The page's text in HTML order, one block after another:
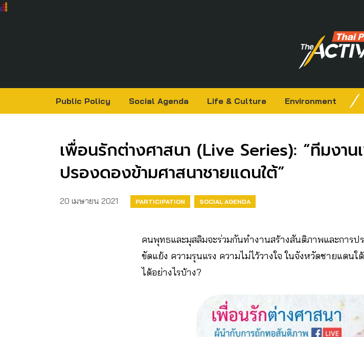
Public Policy Social Agenda Life & Culture Environment
เพื่อนรักต่างศาสนา (Live Series): “ทีมงา
ปรองดองข้ามศาสนาชายแดนใต้”
20 เมษายน 2021 PARTICIPATION SOCIAL AGENDA
คนพุทธและมุสลิมจะร่วมกันทำงานสร้างสันติภาพและการ
ขัดแย้ง ความรุนแรง ความไม่ไว้วางใจ ในจังหวัดชายแดน
ได้อย่างไรบ้าง?